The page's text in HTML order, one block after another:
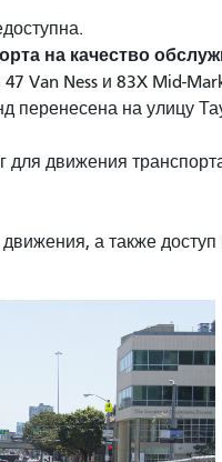
на качество
Van Ness и 83X Mid-
перенесена на улицу
движения
а также доступ